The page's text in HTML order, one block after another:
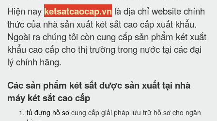
Hiện nay ketsatcaocap.vn là địa chỉ website chính
thức của nhà sản xuất két sắt cao cấp xuất khẩu.
Ngoài ra chúng tôi còn cung cấp sản phẩm két xuất
khẩu cao cấp cho thị trường trong nước tại các đại
lý chính hãng.
Các sản phẩm két sắt được sản xuất tại nhà
máy két sắt cao cấp
tủ đựng hồ sơ cung cấp giải pháp lưu trữ hồ sơ cho ngân